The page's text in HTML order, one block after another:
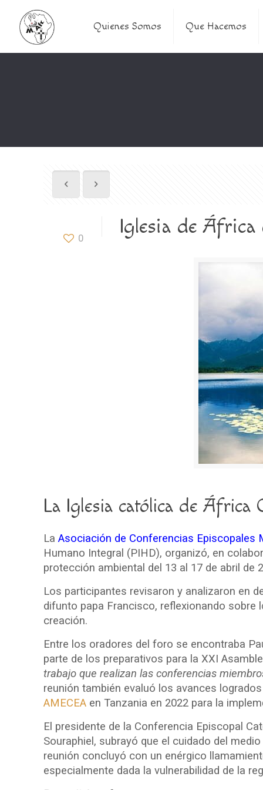
Quienes Somos Que Hacemos
0 Iglesia de
La Iglesia católica de África
LaAsociación de Conferencias Episcopales
Humano Integral (PIHD), organizó, en
protección ambiental del 13 al 17 de abril de
Los participantes revisaron y analizaron en
difunto papa Francisco, reflexionando
creación.
Entre los oradores del foro se encontraba
parte de los preparativos para la XXI
trabajo que realizan las conferencias
reunión también evaluó los avances
AMECEA en Tanzania en 2022 para la
El presidente de la Conferencia Episcopal
Souraphiel, subrayó que el cuidado del
reunión concluyó con un enérgico
especialmente dada la vulnerabilidad de la